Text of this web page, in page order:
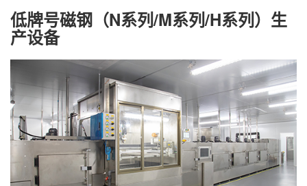
低牌号磁钢（N系列/M系列/H系列）生
产设备